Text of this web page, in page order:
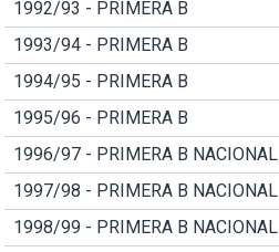
1992/93 - PRIMERA B
1993/94 - PRIMERA B
1994/95 - PRIMERA B
1995/96 - PRIMERA B
1996/97 - PRIMERA B NACIONAL
1997/98 - PRIMERA B NACIONAL
1998/99 - PRIMERA B NACIONAL